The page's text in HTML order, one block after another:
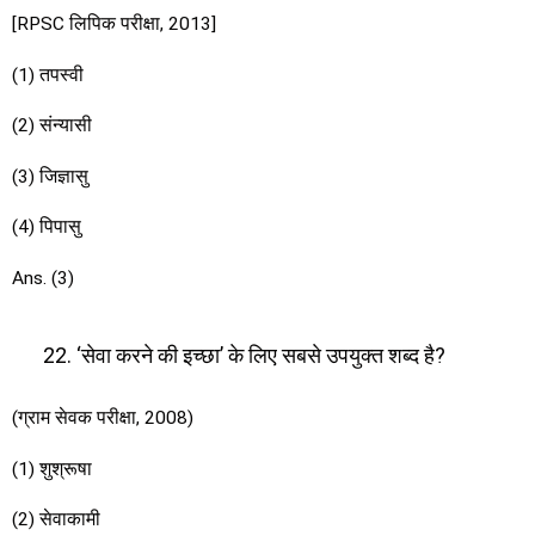
[RPSC लिपिक परीक्षा, 2013]
(1) तपस्वी
(2) संन्यासी
(3) जिज्ञासु
(4) पिपासु
Ans. (3)
‘सेवा करने की इच्छा’ के लिए सबसे उपयुक्त शब्द है?
(ग्राम सेवक परीक्षा, 2008)
(1) शुश्रूषा
(2) सेवाकामी